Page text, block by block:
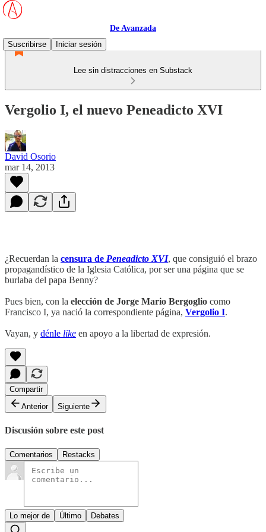
De Avanzada
Suscribirse
Iniciar sesión
Lee sin distracciones en Substack
Vergolio I, el nuevo Peneadicto XVI
David Osorio
mar 14, 2013
¿Recuerdan la censura de Peneadicto XVI, que consiguió el brazo
propagandístico de la Iglesia Católica, por ser una página que se
burlaba del papa Benny?
Pues bien, con la elección de Jorge Mario Bergoglio como
Francisco I, ya nació la correspondiente página, Vergolio I.
Vayan, y dénle like en apoyo a la libertad de expresión.
Compartir
Anterior
Siguiente
Discusión sobre este post
Comentarios Restacks
Lo mejor de Último Debates